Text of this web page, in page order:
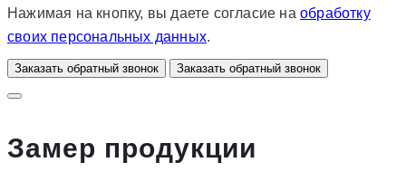
Нажимая на кнопку, вы даете согласие наобработку
своих персональных данных.
Заказать обратный звонок Заказать обратный звонок
Замер продукции